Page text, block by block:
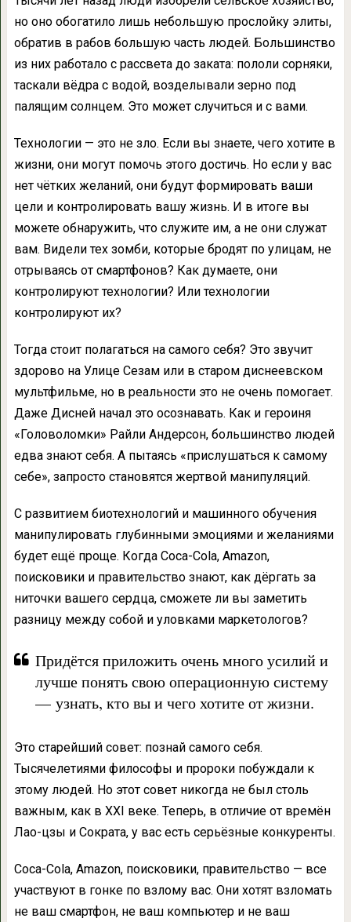
но оно обогатило лишь небольшую прослойку элиты,
обратив в рабов большую часть людей. Большинство
из них работало с рассвета до заката: пололи сорняки,
таскали вёдра с водой, возделывали зерно под
палящим солнцем. Это может случиться и с вами.
Технологии — это не зло. Если вы знаете, чего хотите в
жизни, они могут помочь этого достичь. Но если у вас
нет чётких желаний, они будут формировать ваши
цели и контролировать вашу жизнь. И в итоге вы
можете обнаружить, что служите им, а не они служат
вам. Видели тех зомби, которые бродят по улицам, не
отрываясь от смартфонов? Как думаете, они
контролируют технологии? Или технологии
контролируют их?
Тогда стоит полагаться на самого себя? Это звучит
здорово на Улице Сезам или в старом диснеевском
мультфильме, но в реальности это не очень помогает.
Даже Дисней начал это осознавать. Как и героиня
«Головоломки» Райли Андерсон, большинство людей
едва знают себя. А пытаясь «прислушаться к самому
себе», запросто становятся жертвой манипуляций.
С развитием биотехнологий и машинного обучения
манипулировать глубинными эмоциями и желаниями
будет ещё проще. Когда Coca-Cola, Amazon,
поисковики и правительство знают, как дёргать за
ниточки вашего сердца, сможете ли вы заметить
разницу между собой и уловками маркетологов?
Придётся приложить очень много усилий и
лучше понять свою операционную систему
— узнать, кто вы и чего хотите от жизни.
Это старейший совет: познай самого себя.
Тысячелетиями философы и пророки побуждали к
этому людей. Но этот совет никогда не был столь
важным, как в XXI веке. Теперь, в отличие от времён
Лао-цзы и Сократа, у вас есть серьёзные конкуренты.
Coca-Cola, Amazon, поисковики, правительство — все
участвуют в гонке по взлому вас. Они хотят взломать
не ваш смартфон, не ваш компьютер и не ваш